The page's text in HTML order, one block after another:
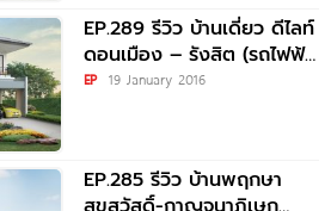
EP.289 รีวิว บ้านเดี่ยว ดีไลท์
ดอนเมือง – รังสิต (รถไฟฟ้า
สายสีแดง) เริ่ม
EP 19 January 2016
EP.285 รีวิว บ้านพฤกษา